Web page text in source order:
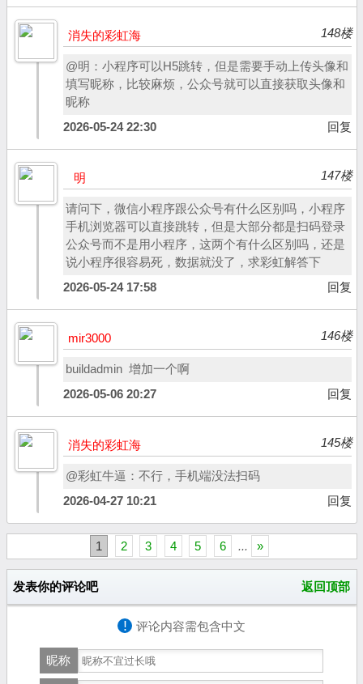
消失的彩虹海 148楼
@明：小程序可以H5跳转，但是需要手动上传头像和
填写昵称，比较麻烦，公众号就可以直接获取头像和
昵称
2026-05-24 22:30
回复
明 147楼
请问下，微信小程序跟公众号有什么区别吗，小程序
手机浏览器可以直接跳转，但是大部分都是扫码登录
公众号而不是用小程序，这两个有什么区别吗，还是
说小程序很容易死，数据就没了，求彩虹解答下
2026-05-24 17:58
回复
mir3000 146楼
buildadmin 增加一个啊
2026-05-06 20:27
回复
消失的彩虹海 145楼
@彩虹牛逼：不行，手机端没法扫码
2026-04-27 10:21
回复
1 2 3 4 5 6 ... »
发表你的评论吧 返回顶部
! 评论内容需包含中文
昵称